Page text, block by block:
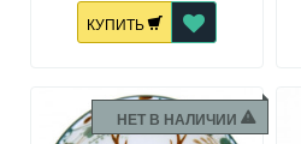
КУПИТЬ
НЕТ В НАЛИЧИИ